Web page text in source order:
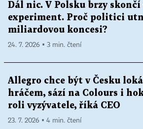
Dál nic. V Polsku brzy
experiment. Proč politici
miliardovou koncesi?
24. 7. 2026 ▪ 3 min. čtení
Allegro chce být v Česku
hráčem, sází na Colours i
roli vyzývatele, říká CEO
23. 7. 2026 ▪ 4 min. čtení